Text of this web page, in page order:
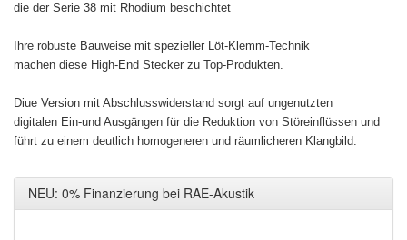
die der Serie 38 mit Rhodium beschichtet
Ihre robuste Bauweise mit spezieller Löt-Klemm-Technik
machen diese High-End Stecker zu Top-Produkten.
Diue Version mit Abschlusswiderstand sorgt auf ungenutzten
digitalen Ein-und Ausgängen für die Reduktion von Störeinflüssen und
führt zu einem deutlich homogeneren und räumlicheren Klangbild.
NEU: 0% Finanzierung bei RAE-Akustik